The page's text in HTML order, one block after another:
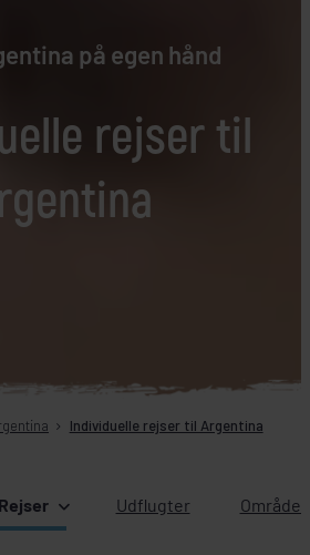
rejser til
på egen hånd
Individuelle rejser til Argentina
Rejser Udflugter